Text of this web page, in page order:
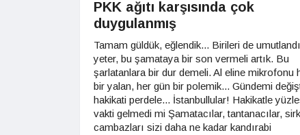
PKK ağıtı karşısında çok
duygulanmış
Tamam güldük, eğlendik... Birileri de
yeter, bu şamataya bir son vermeli artık. Bu
şarlatanlara bir dur demeli. Al eline mikrofonu
bir yalan, her gün bir polemik... Gündemi
hakikati perdele... İstanbullular! Hakikatle
vakti gelmedi mi Şamatacılar, tantanacılar, sirk
cambazları sizi daha ne kadar kandırabi